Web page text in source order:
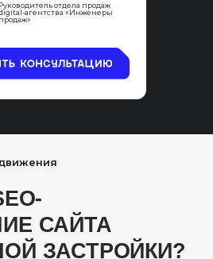
Руководитель отдела продаж
агентства «Инженеры
продаж»
САЙТА
ЗАСТРОЙКИ?